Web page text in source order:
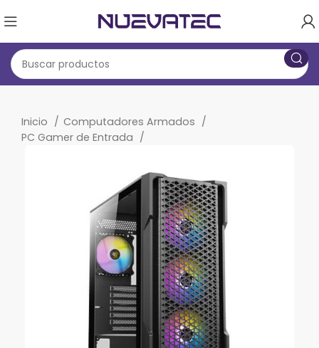
Inicio
Computadores Armados
PC Gamer de Entrada